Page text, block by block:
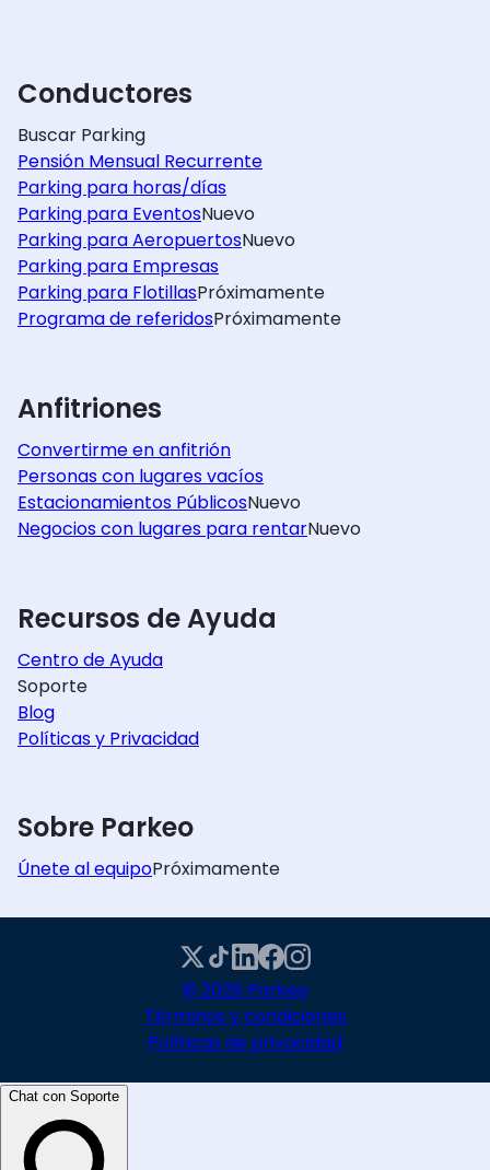
Conductores
Buscar Parking
Pensión Mensual Recurrente
Parking para horas/días
Parking para EventosNuevo
Parking para AeropuertosNuevo
Parking para Empresas
Parking para FlotillasPróximamente
Programa de referidosPróximamente
Anfitriones
Convertirme en anfitrión
Personas con lugares vacíos
Estacionamientos PúblicosNuevo
Negocios con lugares para rentarNuevo
Recursos de Ayuda
Centro de Ayuda
Soporte
Blog
Políticas y Privacidad
Sobre Parkeo
Únete al equipoPróximamente
© 2026 Parkeo
Términos y condiciones
Políticas de privacidad
Chat con Soporte